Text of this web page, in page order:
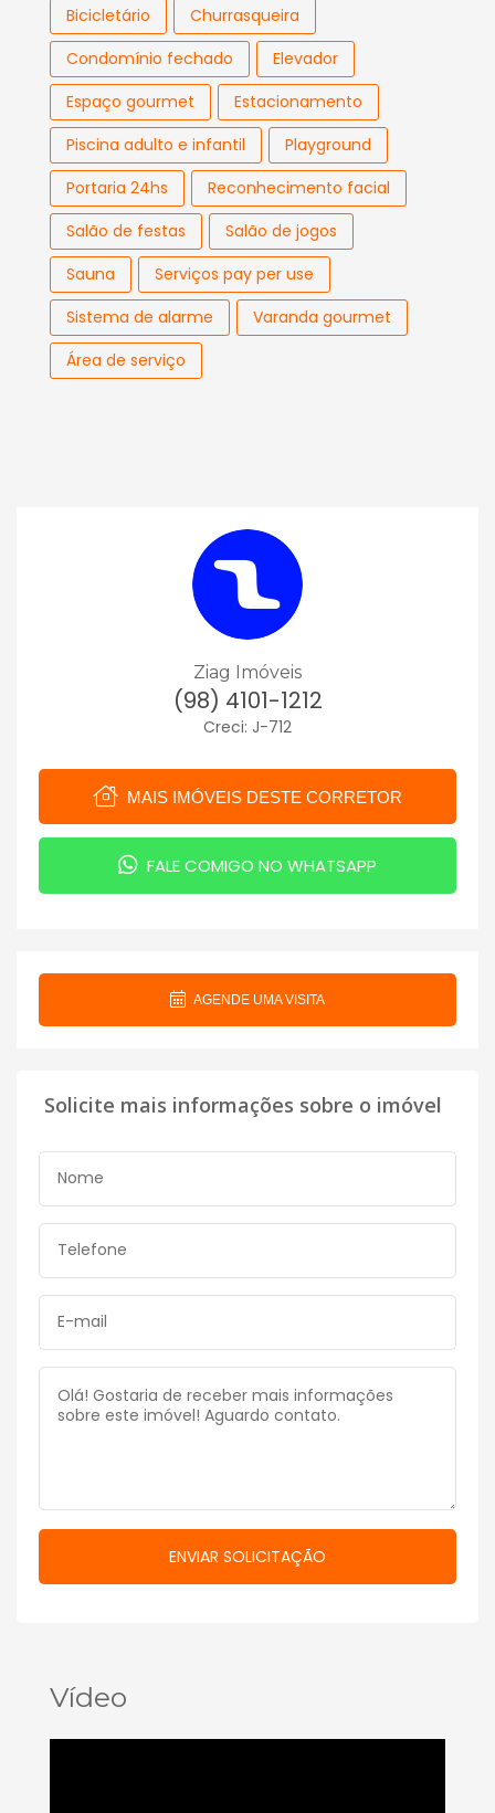
Bicicletário
Churrasqueira
Condomínio fechado
Elevador
Espaço gourmet
Estacionamento
Piscina adulto e infantil
Playground
Portaria 24hs
Reconhecimento facial
Salão de festas
Salão de jogos
Sauna
Serviços pay per use
Sistema de alarme
Varanda gourmet
Área de serviço
Ziag Imóveis
(98) 4101-1212
Creci: J-712
MAIS IMÓVEIS DESTE CORRETOR
FALE COMIGO NO WHATSAPP
AGENDE UMA VISITA
Solicite mais informações sobre o imóvel
Vídeo